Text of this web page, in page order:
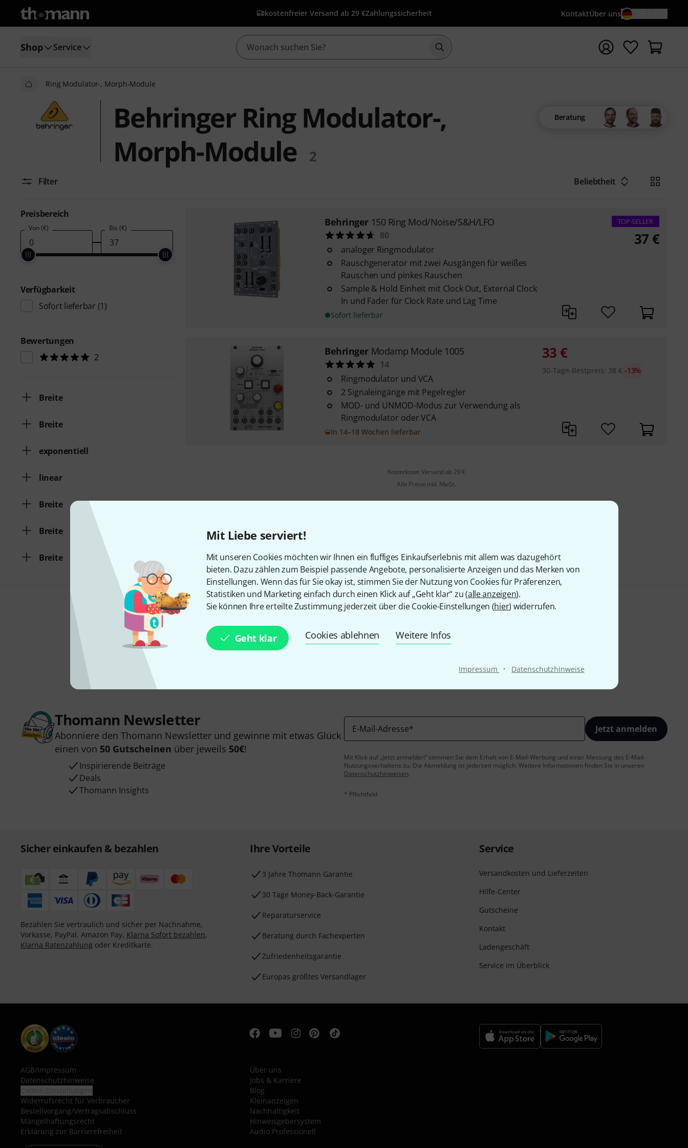
Mit Liebe serviert!
Mit unseren Cookies möchten wir Ihnen ein fluffiges Einkaufserlebnis mit allem was dazugehört
bieten. Dazu zählen zum Beispiel passende Angebote, personalisierte Anzeigen und das Merken von
Einstellungen. Wenn das für Sie okay ist, stimmen Sie der Nutzung von Cookies für Präferenzen,
Statistiken und Marketing einfach durch einen Klick auf „Geht klar“ zu (alle anzeigen).
Sie können Ihre erteilte Zustimmung jederzeit über die Cookie-Einstellungen (hier) widerrufen.
Geht klar Cookies ablehnen Weitere Infos
Impressum · Datenschutzhinweise
kostenfreier Versand ab 29 €Zahlungssicherheit KontaktÜber uns
Shop Service Suche mit Suchwort {searchTerm} starten
Ring Modulator-, Morph-Module
Behringer Ring Modulator-,
Morph-Module
2
Beratung
Filter Beliebtheit
Preisbereich
Von (€) Bis (€)
Verfügbarkeit
Sofort lieferbar (1)
Bewertungen
2
Breite
Breite
exponentiell
linear
Breite
Breite
Breite
Behringer 150 Ring Mod/Noise/S&H/LFO
80
analoger Ringmodulator
Rauschgenerator mit zwei Ausgängen für weißes
Rauschen und pinkes Rauschen
Sample & Hold Einheit mit Clock Out, External Clock
In und Fader für Clock Rate und Lag Time
Sofort lieferbar
TOP-SELLER
37 €
Behringer Modamp Module 1005
14
Ringmodulator und VCA
2 Signaleingänge mit Pegelregler
MOD- und UNMOD-Modus zur Verwendung als
Ringmodulator oder VCA
In 14–18 Wochen lieferbar
33 €
30-Tage-Bestpreis: 38 € -13%
Kostenloser Versand ab 29 €
Alle Preise inkl. MwSt.
Gefällt Ihnen, was Sie sehen?
Teilen Hilfe & Feedback
Thomann Newsletter
Abonniere den Thomann Newsletter und gewinne mit etwas Glück
einen von 50 Gutscheinen über jeweils 50€!
Inspirierende Beiträge
Deals
Thomann Insights
E-Mail-Adresse* Jetzt anmelden
Mit Klick auf „Jetzt anmelden“ stimmen Sie dem Erhalt von E-Mail-Werbung und einer Messung des E-Mail-
Nutzungsverhaltens zu. Die Abmeldung ist jederzeit möglich. Weitere Informationen finden Sie in unseren
Datenschutzhinweisen.
* Pflichtfeld
Sicher einkaufen & bezahlen
Bezahlen Sie vertraulich und sicher per Nachnahme,
Vorkasse, PayPal, Amazon Pay, Klarna Sofort bezahlen,
Klarna Ratenzahlung oder Kreditkarte.
Ihre Vorteile
3 Jahre Thomann Garantie
30 Tage Money-Back-Garantie
Reparaturservice
Beratung durch Fachexperten
Zufriedenheitsgarantie
Europas größtes Versandlager
Service
Versandkosten und Lieferzeiten
Hilfe-Center
Gutscheine
Kontakt
Ladengeschäft
Service im Überblick
AGB/Impressum
Datenschutzhinweise
Widerrufsrecht für Verbraucher
Bestellvorgang/Vertragsabschluss
Mängelhaftungsrecht
Erklärung zur Barrierefreiheit
Über uns
Jobs & Karriere
Blog
Kleinanzeigen
Nachhaltigkeit
Hinweisgebersystem
Audio Professionell